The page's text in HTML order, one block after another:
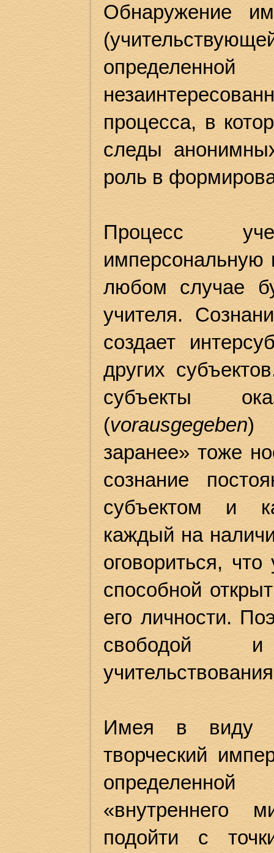
Обнаружение
процесса, в
следы
роль в
Процесс
имперсональную
любом случае
учителя.
создает
других
субъекты
(vorausgegeben)
заранее» тоже
сознание
субъектом и
каждый на
оговориться,
способной
его личности.
свободой и
Имея в виду
творческий
«внутреннего
подойти с